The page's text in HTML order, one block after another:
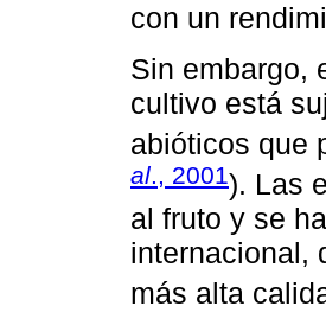
con un
Sin embargo,
cultivo está
abióticos que
al., 2001). Las
al fruto y se
internacional,
más alta